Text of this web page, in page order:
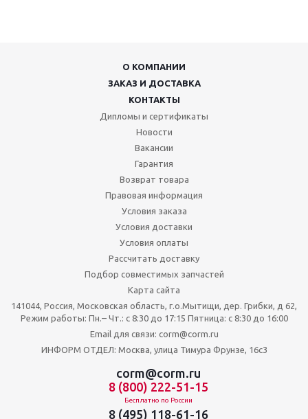
О КОМПАНИИ
ЗАКАЗ И ДОСТАВКА
КОНТАКТЫ
Дипломы и сертификаты
Новости
Вакансии
Гарантия
Возврат товара
Правовая информация
Условия заказа
Условия доставки
Условия оплаты
Рассчитать доставку
Подбор совместимых запчастей
Карта сайта
141044, Россия, Московская область, г.о.Мытищи, дер. Грибки, д 62,
Режим работы: Пн.– Чт.: с 8:30 до 17:15 Пятница: c 8:30 до 16:00
Email для связи: corm@corm.ru
ИНФОРМ ОТДЕЛ: Москва, улица Тимура Фрунзе, 16с3
corm@corm.ru
8 (800) 222-51-15
Бесплатно по России
8 (495) 118-61-16